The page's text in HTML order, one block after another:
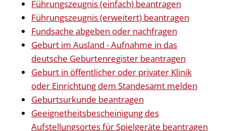
Führungszeugnis (einfach) beantragen
Führungszeugnis (erweitert) beantragen
Fundsache abgeben oder nachfragen
Geburt im Ausland - Aufnahme in das
deutsche Geburtenregister beantragen
Geburt in öffentlicher oder privater Klinik
oder Einrichtung dem Standesamt melden
Geburtsurkunde beantragen
Geeignetheitsbescheinigung des
Aufstellungsortes für Spielgeräte beantragen